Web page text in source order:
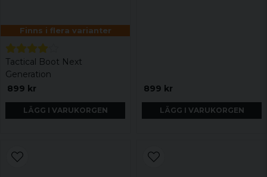
Finns i flera varianter
Tactical Boot Next
Generation
899 kr
LÄGG I VARUKORGEN
899 kr
LÄGG I VARUKORGEN